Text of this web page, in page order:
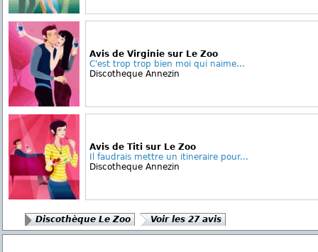
Avis de Virginie sur Le Zoo
C'est trop trop bien moi qui naime...
Discotheque Annezin
Avis de Titi sur Le Zoo
Il faudrais mettre un itineraire pour...
Discotheque Annezin
Discothèque Le Zoo Voir les 27 avis